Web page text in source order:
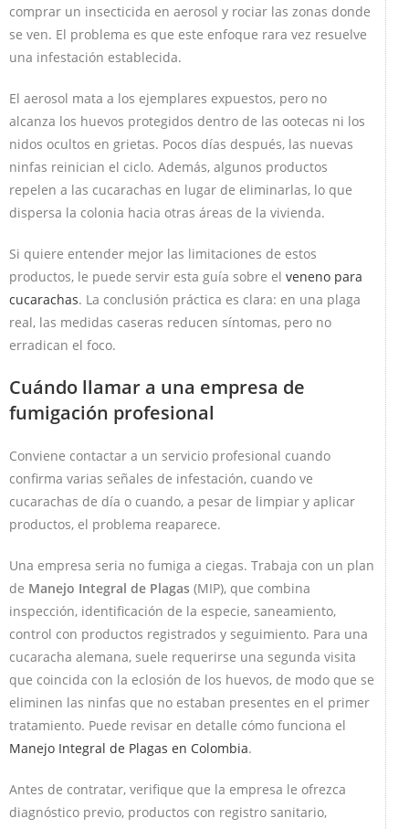
comprar un insecticida en aerosol y rociar las zonas donde
se ven. El problema es que este enfoque rara vez resuelve
una infestación establecida.
El aerosol mata a los ejemplares expuestos, pero no
alcanza los huevos protegidos dentro de las ootecas ni los
nidos ocultos en grietas. Pocos días después, las nuevas
ninfas reinician el ciclo. Además, algunos productos
repelen a las cucarachas en lugar de eliminarlas, lo que
dispersa la colonia hacia otras áreas de la vivienda.
Si quiere entender mejor las limitaciones de estos
productos, le puede servir esta guía sobre el veneno para
cucarachas. La conclusión práctica es clara: en una plaga
real, las medidas caseras reducen síntomas, pero no
erradican el foco.
Cuándo llamar a una empresa de
fumigación profesional
Conviene contactar a un servicio profesional cuando
confirma varias señales de infestación, cuando ve
cucarachas de día o cuando, a pesar de limpiar y aplicar
productos, el problema reaparece.
Una empresa seria no fumiga a ciegas. Trabaja con un plan
de Manejo Integral de Plagas (MIP), que combina
inspección, identificación de la especie, saneamiento,
control con productos registrados y seguimiento. Para una
cucaracha alemana, suele requerirse una segunda visita
que coincida con la eclosión de los huevos, de modo que se
eliminen las ninfas que no estaban presentes en el primer
tratamiento. Puede revisar en detalle cómo funciona el
Manejo Integral de Plagas en Colombia.
Antes de contratar, verifique que la empresa le ofrezca
diagnóstico previo, productos con registro sanitario,